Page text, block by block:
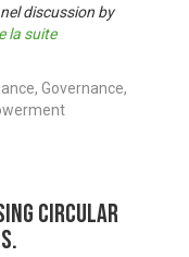
discussion by
la suite
Governance,
circular